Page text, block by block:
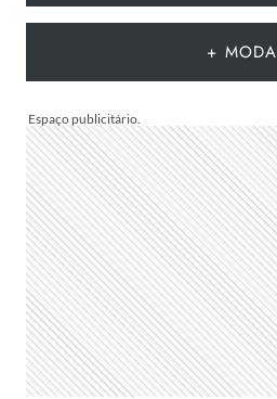
QUE
AO
NA
PRÓXIMA
TEMPORADA
+ MODA